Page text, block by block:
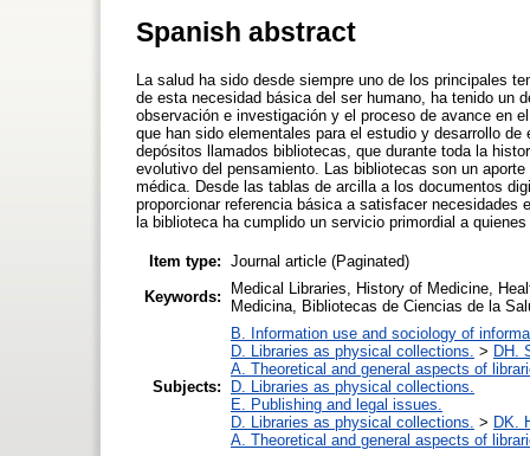
Spanish abstract
La salud ha sido desde siempre uno de los principales
de esta necesidad básica del ser humano, ha tenido un
observación e investigación y el proceso de avance en
que han sido elementales para el estudio y desarrollo
depósitos llamados bibliotecas, que durante toda la
evolutivo del pensamiento. Las bibliotecas son un
médica. Desde las tablas de arcilla a los documentos
proporcionar referencia básica a satisfacer
la biblioteca ha cumplido un servicio primordial a
Item type: Journal article (Paginated)
Keywords:
Medical Libraries, History of Medicine,
Medicina, Bibliotecas de Ciencias de la
Subjects:
B. Information use and sociology of
D. Libraries as physical collections. > DH.
A. Theoretical and general aspects of
D. Libraries as physical collections.
E. Publishing and legal issues.
D. Libraries as physical collections. > DK.
A. Theoretical and general aspects of